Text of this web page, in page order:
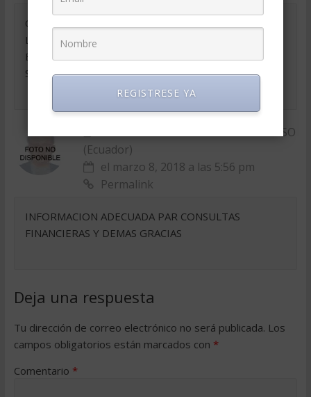
QUISIERA TENER MAS INFORMACION ACERCA DE
LAS CONCECUENCIAS POR LAS CUALES LAS
EMPRESAS TIENEN PERDIDAD A PESAR DE SER
SOLVENTES. GRACIAS
CPA HECTOR LENIN RENDON MUSSO
(Ecuador)
el marzo 8, 2018 a las 5:56 pm
Permalink
INFORMACION ADECUADA PAR CONSULTAS
FINANCIERAS Y DEMAS GRACIAS
Deja una respuesta
Tu dirección de correo electrónico no será publicada. Los
campos obligatorios están marcados con *
Comentario *
REGISTRESE YA